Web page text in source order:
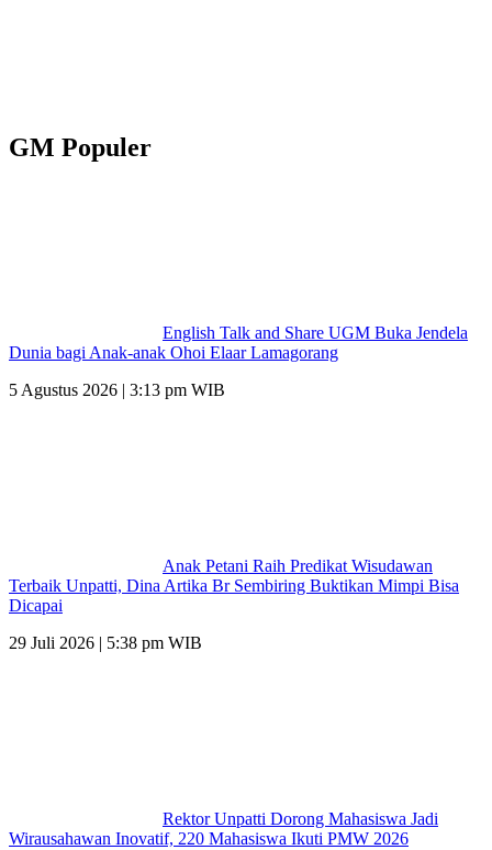
GM Populer
English Talk and Share UGM Buka Jendela
Dunia bagi Anak-anak Ohoi Elaar Lamagorang
5 Agustus 2026 | 3:13 pm WIB
Anak Petani Raih Predikat Wisudawan
Terbaik Unpatti, Dina Artika Br Sembiring Buktikan Mimpi Bisa
Dicapai
29 Juli 2026 | 5:38 pm WIB
Rektor Unpatti Dorong Mahasiswa Jadi
Wirausahawan Inovatif, 220 Mahasiswa Ikuti PMW 2026